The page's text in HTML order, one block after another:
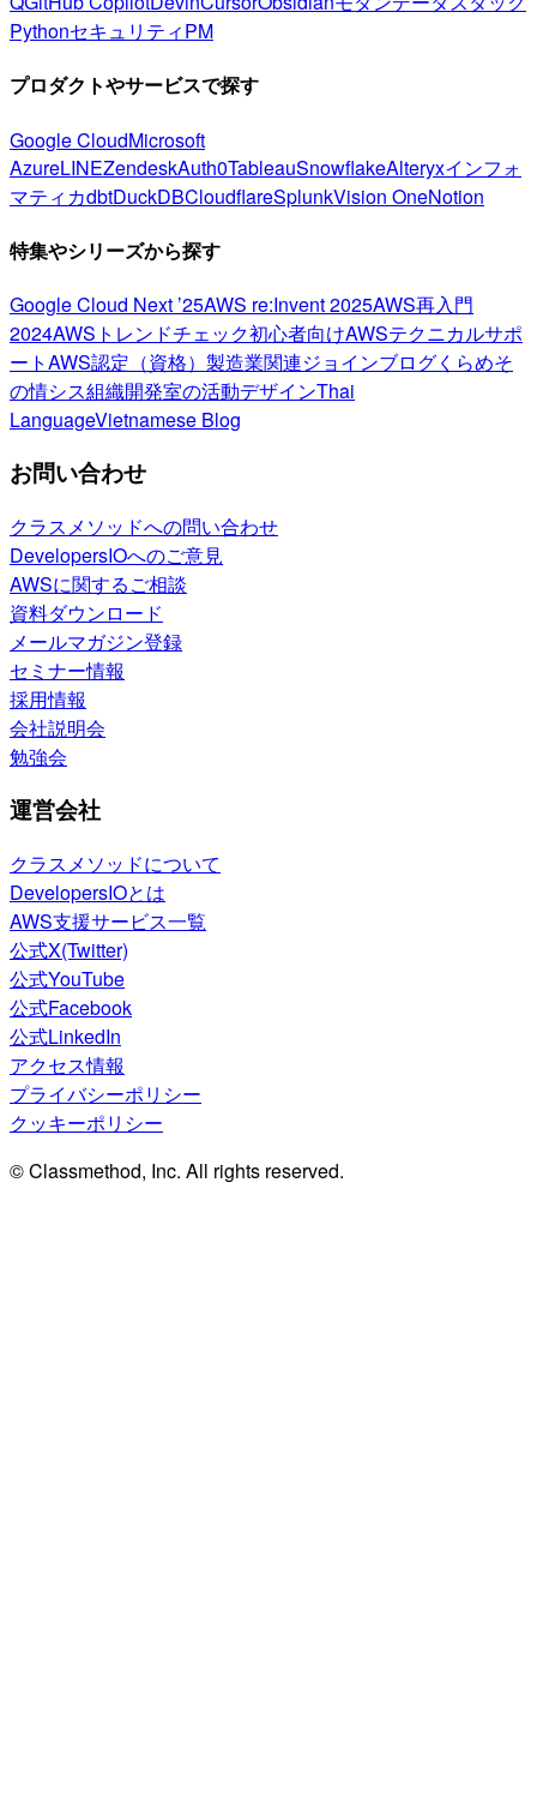
PythonセキュリティPM
プロダクトやサービスで探す
Google CloudMicrosoft
AzureLINEZendeskAuth0TableauSnowflakeAlteryxインフォ
マティカdbtDuckDBCloudflareSplunkVision OneNotion
特集やシリーズから探す
Google Cloud Next ’25AWS re:Invent 2025AWS再入門
2024AWSトレンドチェック初心者向けAWSテクニカルサポ
ートAWS認定（資格） 製造業関連ジョインブログくらめそ
の情シス組織開発室の活動デザインThai
LanguageVietnamese Blog
お問い合わせ
クラスメソッドへの問い合わせ
DevelopersIOへのご意見
AWSに関するご相談
資料ダウンロード
メールマガジン登録
セミナー情報
採用情報
会社説明会
勉強会
運営会社
クラスメソッドについて
DevelopersIOとは
AWS支援サービス一覧
公式X(Twitter)
公式YouTube
公式Facebook
公式LinkedIn
アクセス情報
プライバシーポリシー
クッキーポリシー
© Classmethod, Inc. All rights reserved.